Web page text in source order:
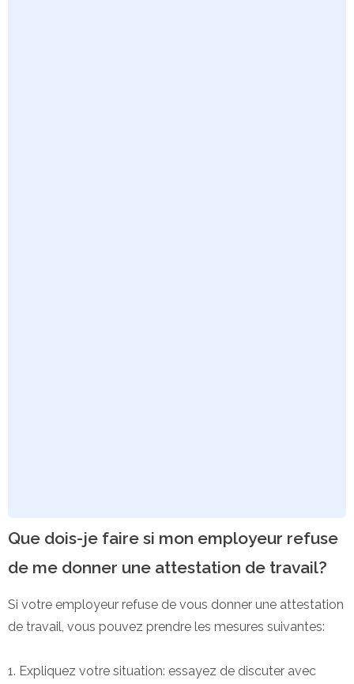
Que dois-je faire si mon employeur refuse
de me donner une attestation de travail?
Si votre employeur refuse de vous donner une attestation
de travail, vous pouvez prendre les mesures suivantes:
1. Expliquez votre situation: essayez de discuter avec